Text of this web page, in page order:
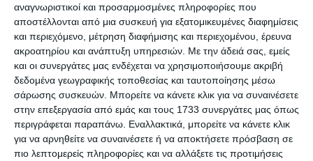
αναγνωριστικοί και προσαρμοσμένες πληροφορίες που
αποστέλλονται από μια συσκευή για εξατομικευμένες διαφημίσεις
και περιεχόμενο, μέτρηση διαφήμισης και περιεχομένου, έρευνα
ακροατηρίου και ανάπτυξη υπηρεσιών. Με την άδειά σας, εμείς
και οι συνεργάτες μας ενδέχεται να χρησιμοποιήσουμε ακριβή
δεδομένα γεωγραφικής τοποθεσίας και ταυτοποίησης μέσω
σάρωσης συσκευών. Μπορείτε να κάνετε κλικ για να συναινέσετε
στην επεξεργασία από εμάς και τους 1733 συνεργάτες μας όπως
περιγράφεται παραπάνω. Εναλλακτικά, μπορείτε να κάνετε κλικ
για να αρνηθείτε να συναινέσετε ή να αποκτήσετε πρόσβαση σε
πιο λεπτομερείς πληροφορίες και να αλλάξετε τις προτιμήσεις
ΠΛΗΡΟΦΟΡΊΕΣ
Ο ΛΟΓΑΡΙΑΣΜΌΣ ΜΟΥ